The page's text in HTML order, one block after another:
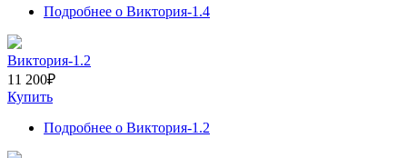
Подробнее о Виктория-1.4
Виктория-1.2
11 200₽
Купить
Подробнее о Виктория-1.2